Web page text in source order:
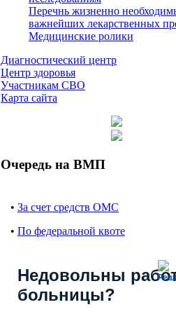
Перечнь жизненно
важнейших лекарственных
Медицинские ролики
Диагностический центр
Центр здоровья
Участникам СВО
Карта сайта
Очередь на ВМП
• За счет средств ОМС
• По федеральной квоте
Недовольны
больницы?